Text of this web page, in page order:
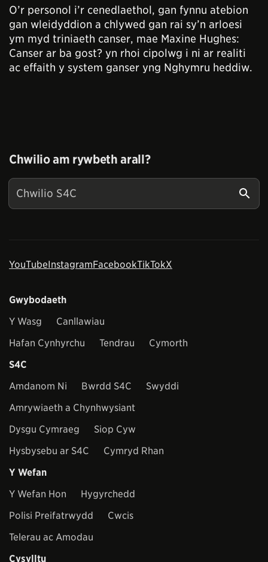
O’r personol i’r cenedlaethol, gan fynnu atebion
gan wleidyddion a chlywed gan rai sy’n arloesi
ym myd triniaeth canser, mae Maxine Hughes:
Canser ar ba gost? yn rhoi cipolwg i ni ar realiti
ac effaith y system ganser yng Nghymru heddiw.
Chwilio am rywbeth arall?
YouTubeInstagramFacebookTikTokX
Gwybodaeth
Y Wasg
Canllawiau
Hafan Cynhyrchu
Tendrau
Cymorth
S4C
Amdanom Ni
Bwrdd S4C
Swyddi
Amrywiaeth a Chynhwysiant
Dysgu Cymraeg
Siop Cyw
Hysbysebu ar S4C
Cymryd Rhan
Y Wefan
Y Wefan Hon
Hygyrchedd
Polisi Preifatrwydd
Cwcis
Telerau ac Amodau
Cysylltu